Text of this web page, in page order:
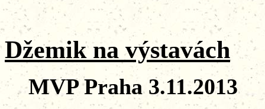
Džemik na výstavách
MVP Praha 3.11.2013